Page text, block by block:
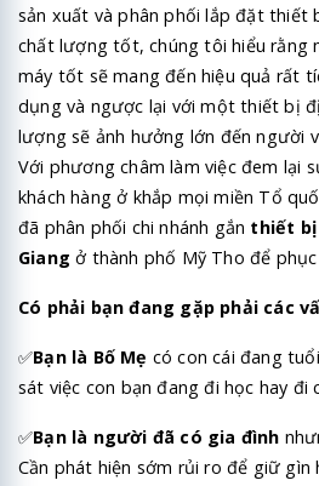
sản xuất và phân phối lắp đặt thiết
chất lượng tốt, chúng tôi hiểu rằng
máy tốt sẽ mang đến hiệu quả rất
dụng và ngược lại với một thiết bị
lượng sẽ ảnh hưởng lớn đến người
Với phương châm làm việc đem lại
khách hàng ở khắp mọi miền Tổ
đã phân phối chi nhánh gắn thiết bị
Giang ở thành phố Mỹ Tho để
Có phải bạn đang gặp phải các
✅Bạn là Bố Mẹ có con cái đang
sát việc con bạn đang đi học hay đi
✅Bạn là người đã có gia đình
Cần phát hiện sớm rủi ro để giữ gìn